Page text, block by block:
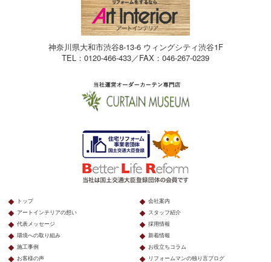
神奈川県大和市渋谷8-13-6 ウィングシティ渋谷1F
TEL：0120-466-433／FAX：046-267-0239
トップ
アートインテリアの想い
代表メッセージ
環境への取り組み
施工事例
お客様の声
会社案内
スタッフ紹介
採用情報
新着情報
お役立ちコラム
リフォームマンの独り言ブログ